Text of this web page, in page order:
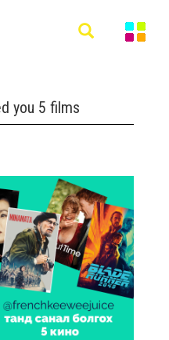
you 5 films